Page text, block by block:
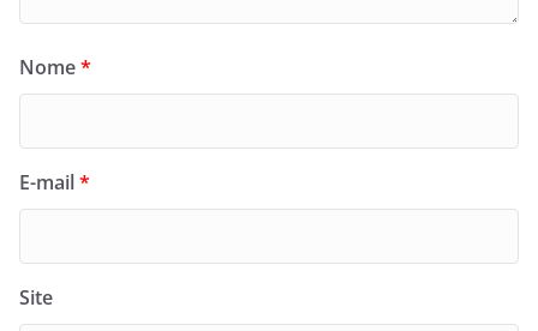
Nome*
E-mail*
Site